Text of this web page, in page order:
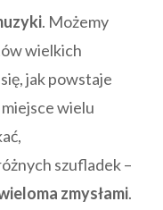
. Możemy
wielkich
jak powstaje
wielu
szufladek –
zmysłami.